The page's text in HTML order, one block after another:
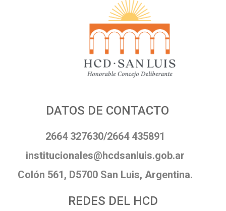
DATOS DE CONTACTO
2664 327630/2664 435891
institucionales@hcdsanluis.gob.ar
Colón 561, D5700 San Luis, Argentina.
REDES DEL HCD